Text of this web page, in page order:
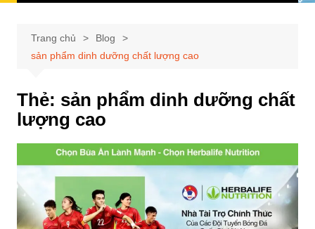
Trang chủ
Blog
sản phẩm dinh dưỡng chất lượng cao
Thẻ: sản phẩm dinh dưỡng chất
lượng cao